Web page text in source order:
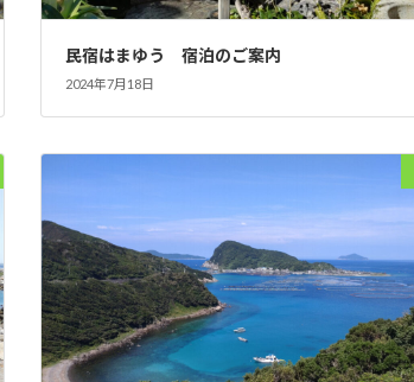
民宿はまゆう 宿泊のご案内
2024年7月18日